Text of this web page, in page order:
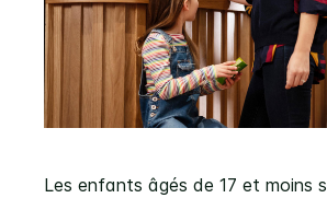
Les enfants âgés de 17 et moins